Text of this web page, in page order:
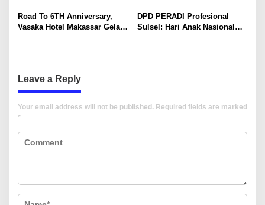
Bukan Dibuang ke TPA
Untuk Anak-Anak
Road To 6TH Anniversary,
Vasaka Hotel Makassar Gelar
DPD PERADI Profesional
Sulsel: Hari Anak Nasional
Leave a Reply
Your email address will not be published. Required fields are marked
*